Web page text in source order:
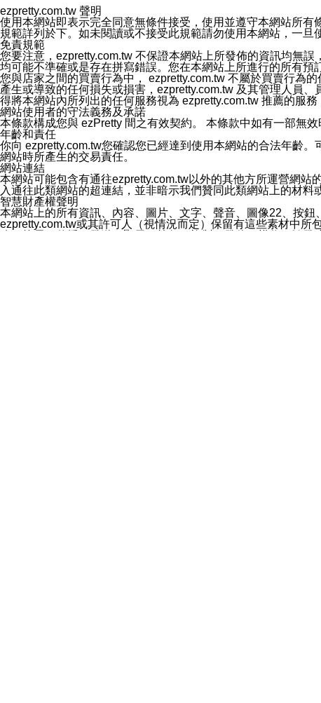
您同意本公司網站，透過您所提供的郵件地址與您取得聯絡
停止接收這些資料或電子郵件。
十五、訊息通知
本公司/本服務將以通知型訊息傳送重要訊息給您。即使未加
本公司/本服務傳送之通知型訊息以對您有效且重要的訊息為
1.LINE 帳號設定的電話號碼與本公司/本服務所傳來的電話號
2.該 LINE 帳號已在 LINE APP 設定中，同意接收通知型訊息
3.LINE 帳號未封鎖傳送訊息之 LINE 官方帳號。
欲變更通知型訊息的設定，操作如下：
1.點選「主頁」＞「設定」
2.點選「隱私設定」
3.點選「提供使用資料」
4.點選「LINE通知型訊息」
5.開關「接收LINE通知型訊息」
❗️關閉「接收通知型訊息」後，將不會接收到來自任何企業官
ezpretty.com.tw 聲明
使用本網站即表示完全同意無條件接受，使用並遵守本網站所
規範詳列於下。如未閱讀或不接受此規範請勿使用本網站，一旦
免責規範
您要注意，ezpretty.com.tw 不保證本網站上所發佈的資訊均無
均可能不準確或是存在拼寫錯誤。您在本網站上所進行的所有
您與店家之間的買賣行為中， ezpretty.com.tw 不屬於買賣行為
產生或導致的任何損失或損害，ezpretty.com.tw 及其管理人員
得將本網站內所列出的任何服務視為 ezpretty.com.tw 推薦的服
網站使用者的守法義務及承諾
本條款構成您與 ezPretty 間之有效契約。 本條款中如有一部無
年齡和責任
你向 ezpretty.com.tw您確認您已經達到使用本網站的合法年齡
網站時所產生的交易責任。
網站連結
本網站可能包含有通往ezpretty.com.tw以外的其他方所運營網
入通往此類網站的超連結，並非暗示我們贊同此類網站上的材料
智慧財產權聲明
本網站上的所有資訊、內容、圖片、文字、聲音、圖像22、按
ezpretty.com.tw或其許可人（視情況而定）保留有這些素材中